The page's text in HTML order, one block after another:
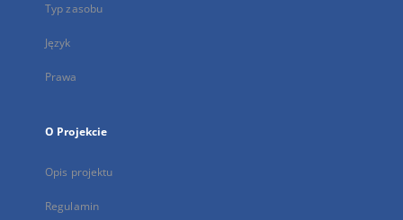
Typ zasobu
Język
Prawa
O Projekcie
Opis projektu
Regulamin